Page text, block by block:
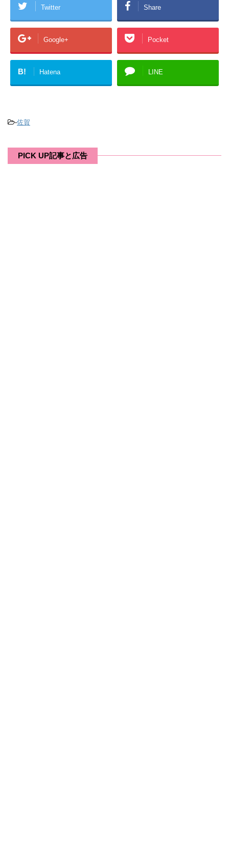
Twitter Share
Google+ Pocket
B! Hatena LINE
-佐賀
PICK UP記事と広告